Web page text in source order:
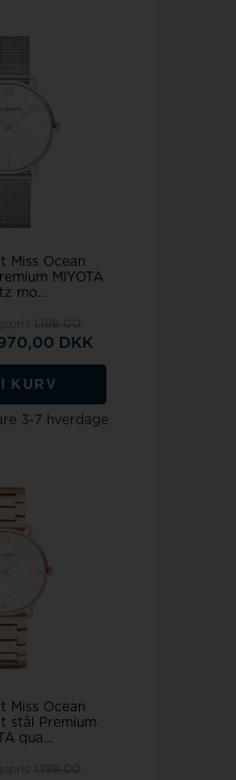
Miss Ocean
MIYOTA
mo...
DKK
KURV
3-7 hverdage
Miss Ocean
stål Premium
qua...